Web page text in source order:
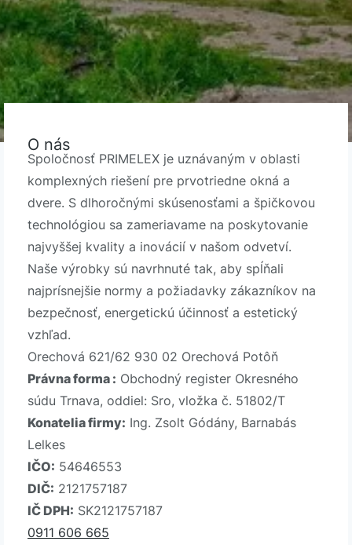
O nás
Spoločnosť PRIMELEX je uznávaným v oblasti
komplexných riešení pre prvotriedne okná a
dvere. S dlhoročnými skúsenosťami a špičkovou
technológiou sa zameriavame na poskytovanie
najvyššej kvality a inovácií v našom odvetví.
Naše výrobky sú navrhnuté tak, aby spĺňali
najprísnejšie normy a požiadavky zákazníkov na
bezpečnosť, energetickú účinnosť a estetický
vzhľad.
Orechová 621/62 930 02 Orechová Potôň
Právna forma : Obchodný register Okresného
súdu Trnava, oddiel: Sro, vložka č. 51802/T
Konatelia firmy: Ing. Zsolt Gódány, Barnabás
Lelkes
IČO: 54646553
DIČ: 2121757187
IČ DPH: SK2121757187
0911 606 665